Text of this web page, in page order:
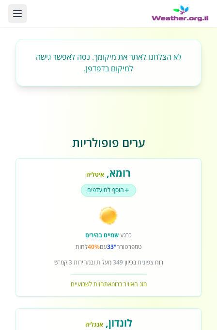
לא הצלחנו לאתר את מיקומך. נסה לאפשר גישה
למיקום בדפדפן.
ערים פופולריות
רומא, איטליה
הוסף למועדפים
כרגעשמיים בהירים
טמפרטורה33°עם40%לחות
רוחצפוניתבכיוון349מעלות ובמהירות 3קמ"ש
מזג האוויר ברומאתחזית לשבועיים
לונדון, אנגליה